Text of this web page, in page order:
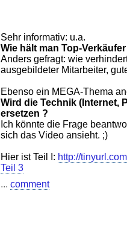
Sehr informativ: u.a.
Wie hält man Top-Verkäufer
Anders gefragt: wie
ausgebildeter Mitarbeiter,
Ebenso ein MEGA-Thema
Wird die Technik (Internet,
ersetzen ?
Ich könnte die Frage
sich das Video ansieht. ;)
Hier ist Teil I: http://
Teil 3
... comment